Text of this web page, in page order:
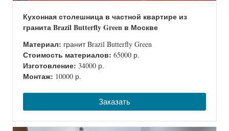
Кухонная столешница в частной квартире из
гранита Brazil Butterfly Green в Москве
Материал: гранит Brazil Butterfly Green
Стоимость материалов: 65000 р.
Изготовление: 34000 р.
Монтаж: 10000 р.
Заказать